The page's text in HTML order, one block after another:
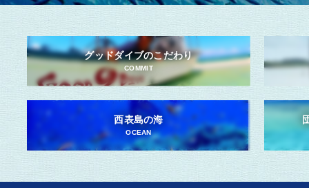
グッドダイブのこだわり
COMMIT
西表島の海
OCEAN